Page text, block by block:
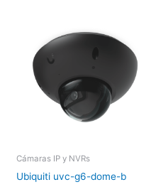
Cámaras IP y NVRs
Ubiquiti uvc-g6-dome-b